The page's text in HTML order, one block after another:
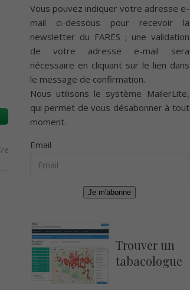
Vous pouvez indiquer votre adresse e-
mail ci-dessous pour recevoir la
newsletter du FARES ; une validation
de votre adresse e-mail sera
nécessaire en cliquant sur le lien dans
le message de confirmation.
Nous utilisons le système MailerLite,
qui permet de vous désabonner à tout
moment.
Email
Je m'abonne
Trouver un
tabacologue